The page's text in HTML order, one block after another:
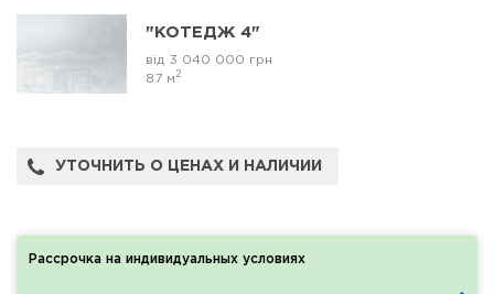
"КОТЕДЖ 4"
від 3 040 000 грн
87 м 2
УТОЧНИТЬ О ЦЕНАХ И НАЛИЧИИ
Рассрочка на индивидуальных условиях